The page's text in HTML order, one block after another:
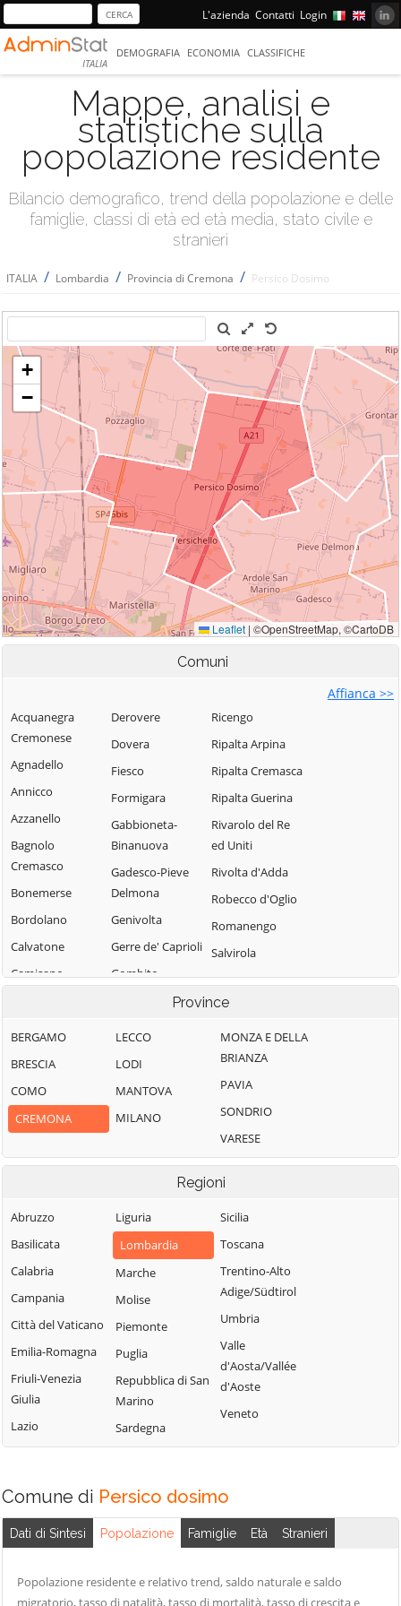
L'azienda Contatti Login
ITALIA
DEMOGRAFIA ECONOMIA CLASSIFICHE
Mappe, analisi e
statistiche sulla
popolazione residente
Bilancio demografico, trend della popolazione e delle
famiglie, classi di età ed età media, stato civile e
stranieri
ITALIA / Lombardia / Provincia di Cremona / Persico Dosimo
Comuni
Affianca >>
Acquanegra
Cremonese
Agnadello
Annicco
Azzanello
Bagnolo
Cremasco
Bonemerse
Bordolano
Calvatone
Camisano
Cantone
Cappella de'
Capralba
Uniti
Casale Cremasco-
Vidolasco
Casaletto
Sopra
Casaletto Vaprio
Casteldidone
Castelleone
Castelverde
Castelvisconti
Cella Dati
Derovere
Dovera
Fiesco
Formigara
Gabbioneta-
Binanuova
Gadesco-Pieve
Delmona
Genivolta
Gerre de' Caprioli
Gombito
Uniti
Gussola
Isola Dovarese
Martignana di Po
Monte Cremasco
Offanengo
Olmeneta
Paderno
Palazzo Pignano
Pandino
Persico Dosimo
Pescarolo ed
Uniti
Ricengo
Ripalta Arpina
Ripalta Cremasca
Ripalta Guerina
Rivarolo del Re
ed Uniti
Rivolta d'Adda
Robecco d'Oglio
Romanengo
Salvirola
San Bassano
San Daniele Po
San Giovanni in
Croce
San Martino del
Scandolara Ripa
Sergnano
Sesto ed Uniti
Solarolo Rainerio
Soncino
Sospiro
Spinadesco
Spineda
Torlino Vimercati
Province
BERGAMO
BRESCIA
COMO
CREMONA
LECCO
LODI
MANTOVA
MILANO
MONZA E DELLA
BRIANZA
PAVIA
SONDRIO
VARESE
Regioni
Abruzzo
Basilicata
Calabria
Campania
Città del Vaticano
Emilia-Romagna
Friuli-Venezia
Giulia
Lazio
Liguria
Lombardia
Marche
Molise
Piemonte
Puglia
Repubblica di San
Marino
Sardegna
Sicilia
Toscana
Trentino-Alto
Adige/Südtirol
Umbria
Valle
d'Aosta/Vallée
d'Aoste
Veneto
Comune di Persico dosimo
Dati di Sintesi Popolazione Famiglie Età Stranieri
Popolazione residente e relativo trend, saldo naturale e saldo
migratorio, tasso di natalità, tasso di mortalità, tasso di crescita e